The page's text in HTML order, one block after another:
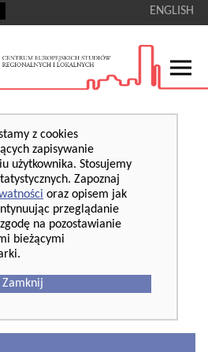
ENGLISH
z cookies
zapisywanie
użytkownika. Stosujemy
Zapoznaj
oraz opisem jak
przeglądanie
na pozostawianie
bieżącymi
Zamknij